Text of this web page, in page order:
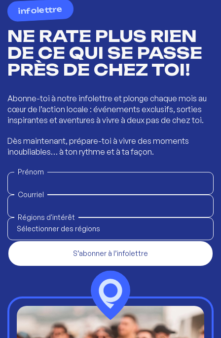
infolettre
NE RATE PLUS RIEN
DE CE QUI SE PASSE
PRÈS DE CHEZ TOI!
Abonne-toi à notre infolettre et plonge chaque mois au
cœur de l’action locale : événements exclusifs, sorties
inspirantes et aventures à vivre à deux pas de chez toi.
Dès maintenant, prépare-toi à vivre des moments
inoubliables… à ton rythme et à ta façon.
Prénom
Courriel
Régions d'intérêt
Sélectionner des régions
S’abonner à l’infolettre